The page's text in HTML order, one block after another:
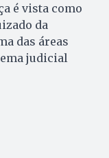
é vista como
da
das áreas
judicial